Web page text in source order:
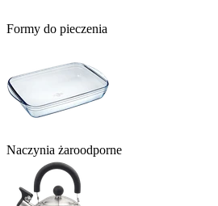
Formy do pieczenia
Naczynia żaroodporne